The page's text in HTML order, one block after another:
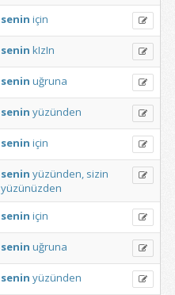
senin için
senin kIzIn
senin uğruna
senin yüzünden
senin için
senin yüzünden, sizin
yüzünüzden
senin için
senin uğruna
senin yüzünden